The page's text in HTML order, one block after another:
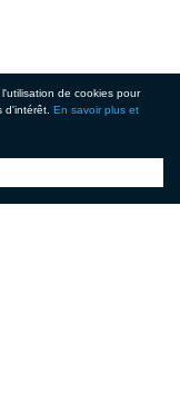
de cookies pour
d'intérêt. En savoir plus et